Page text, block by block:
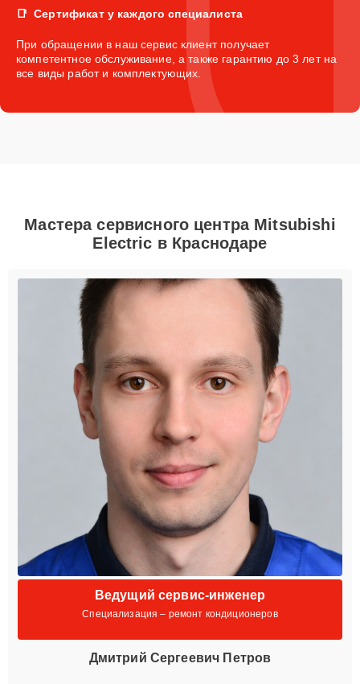
Сертификат у каждого специалиста
При обращении в наш сервис клиент получает
компетентное обслуживание, а также гарантию до 3 лет на
все виды работ и комплектующих.
Мастера сервисного центра Mitsubishi
Electric в Краснодаре
Ведущий сервис-инженер
Специализация – ремонт кондиционеров
Дмитрий Сергеевич Петров